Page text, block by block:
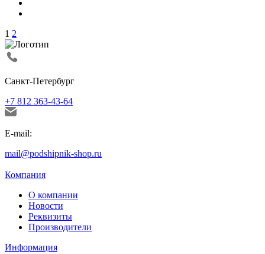
1 2
Санкт-Петербург
+7 812 363-43-64
E-mail:
mail@podshipnik-shop.ru
Компания
О компании
Новости
Реквизиты
Производители
Информация